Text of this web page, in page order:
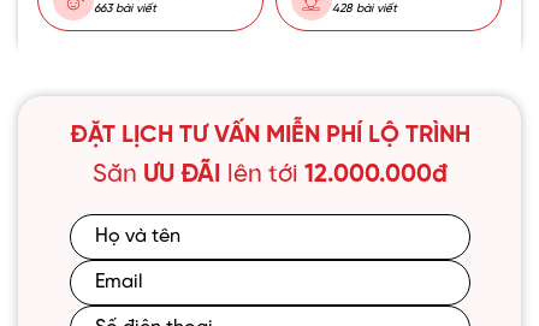
663 bài viết 428 bài viết
ĐẶT LỊCH TƯ VẤN MIỄN PHÍ LỘ TRÌNH
Săn ƯU ĐÃI lên tới 12.000.000đ